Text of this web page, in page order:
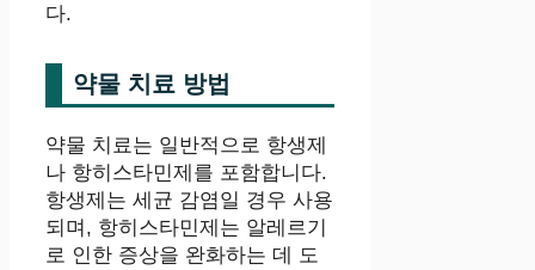
다.
약물 치료 방법
약물 치료는 일반적으로 항생제
나 항히스타민제를 포함합니다.
항생제는 세균 감염일 경우 사용
되며, 항히스타민제는 알레르기
로 인한 증상을 완화하는 데 도